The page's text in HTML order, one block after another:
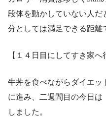
段体を動かしていない人だ
分としては満足できる距離
【１４日目にしてすき家へ
牛丼を食べながらダイエッ
に進み、二週間目の今日は
しました。